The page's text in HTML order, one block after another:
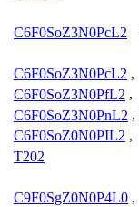
C6F0SoZ3N0PcL2
C6F0SoZ3N0PcL2 ,
C6F0SoZ3N0PfL2 ,
C6F0SoZ3N0PnL2 ,
C6F0SoZ0N0PIL2 ,
T202
C9F0SgZ0N0P4L0 ,